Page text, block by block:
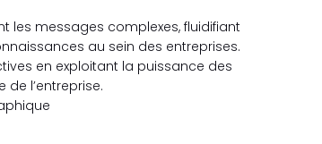
les messages complexes, fluidifiant
au sein des entreprises.
en exploitant la puissance des
l’entreprise.